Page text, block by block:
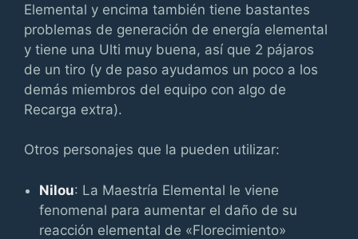
Elemental y encima también tiene bastantes
problemas de generación de energía elemental
y tiene una Ulti muy buena, así que 2 pájaros
de un tiro (y de paso ayudamos un poco a los
demás miembros del equipo con algo de
Recarga extra).
Otros personajes que la pueden utilizar:
Nilou: La Maestría Elemental le viene
fenomenal para aumentar el daño de su
reacción elemental de «Florecimiento»